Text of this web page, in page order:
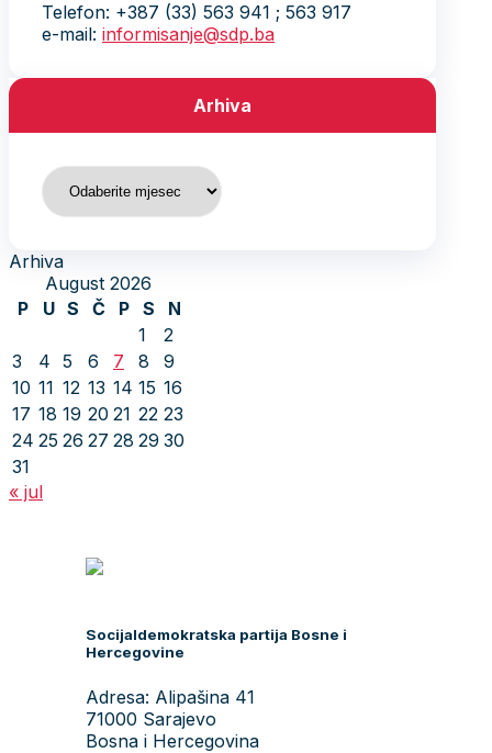
Telefon: +387 (33) 563 941 ; 563 917
e-mail: informisanje@sdp.ba
Arhiva
Arhiva
Arhiva
August 2026
P
U S Č P S
N
1
2
3
4 5 6 7 8
9
10 11 12 13 14 15 16
17 18 19 20 21 22 23
24 25 26 27 28 29 30
31
« jul
Socijaldemokratska partija Bosne i
Hercegovine
Adresa: Alipašina 41
71000 Sarajevo
Bosna i Hercegovina